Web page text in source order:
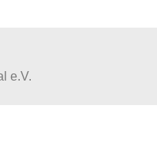
e.V.